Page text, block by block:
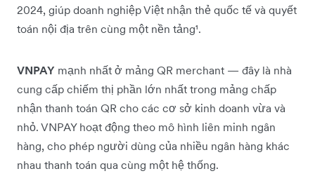
2024, giúp doanh nghiệp Việt nhận thẻ quốc tế và quyết
toán nội địa trên cùng một nền tảng¹.
VNPAY mạnh nhất ở mảng QR merchant — đây là nhà
cung cấp chiếm thị phần lớn nhất trong mảng chấp
nhận thanh toán QR cho các cơ sở kinh doanh vừa và
nhỏ. VNPAY hoạt động theo mô hình liên minh ngân
hàng, cho phép người dùng của nhiều ngân hàng khác
nhau thanh toán qua cùng một hệ thống.